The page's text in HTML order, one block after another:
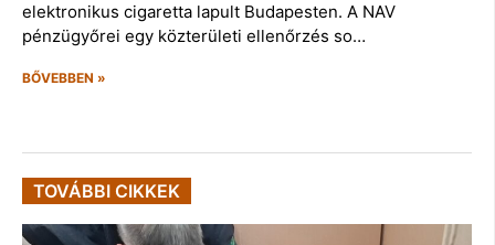
elektronikus cigaretta lapult Budapesten. A NAV
pénzügyőrei egy közterületi ellenőrzés so…
BŐVEBBEN »
TOVÁBBI CIKKEK